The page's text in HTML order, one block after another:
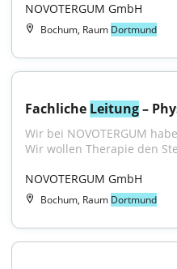
NOVOTERGUM GmbH
Bochum, Raum Dortmund
Fachliche Leitung –
Wir bei NOVOTERGUM
Wir wollen Therapie den
NOVOTERGUM GmbH
Bochum, Raum Dortmund